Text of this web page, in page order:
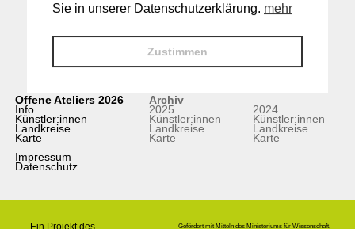
Offene Ateliers 2026
Info
Künstler:innen
Landkreise
Karte
Impressum
Datenschutz
Archiv
2025
Künstler:innen
Landkreise
Karte
2024
Künstler:innen
Landkreise
Karte
Ein Projekt des Gefördert mit Mitteln des Ministeriums für Wissenschaft,
Sie in unserer Datenschutzerklärung. mehr
Zustimmen